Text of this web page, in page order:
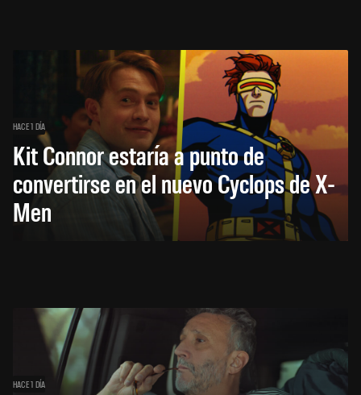
HACE 1 DÍA
Kit Connor estaría a punto de
convertirse en el nuevo Cyclops de X-
Men
HACE 1 DÍA